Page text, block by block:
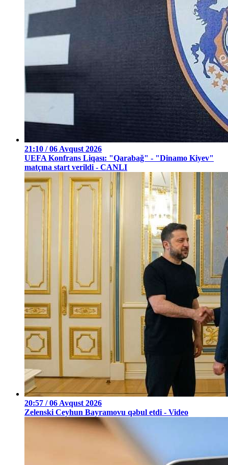
21:10 / 06 Avqust 2026
UEFA Konfrans Liqası: "Qarabağ" - "Dinamo Kiyev"
matçına start verildi - CANLI
20:57 / 06 Avqust 2026
Zelenski Ceyhun Bayramovu qəbul etdi - Video